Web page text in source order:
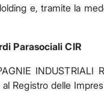
e, tramite la
Parasociali CIR
INDUSTRIALI
Registro delle